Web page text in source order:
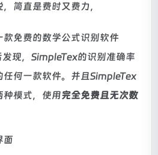
简直是费时又费力，
免费的数学公式识别软件
发现，SimpleTex的识别准确率
任何一款软件。并且SimpleTex
种模式，使用完全免费且无次数
面